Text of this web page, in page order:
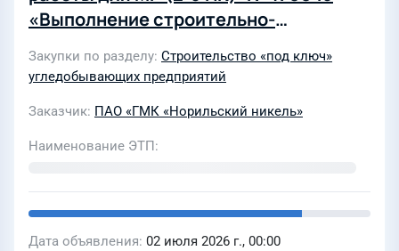
«Выполнение строительно-
работ на объектах подземного
горно-капитальных выработок по
проекту «Рудник «Заполярный».
Закупки по разделу Строительство «под ключ»
угледобывающих предприятий
Заказчик ПАО «ГМК «Норильский никель»
Наименование ЭТП
Дата объявления 02 июля 2026 г., 00:00